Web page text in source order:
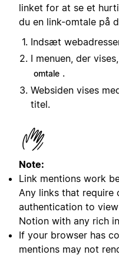
linket for at se et
du en link-omtale på
Indsæt
I menuen, der
omtale .
Websiden vises
titel.
Note:
Link mentions work
Any links that require
authentication to
Notion with any rich
If your browser has
mentions may not